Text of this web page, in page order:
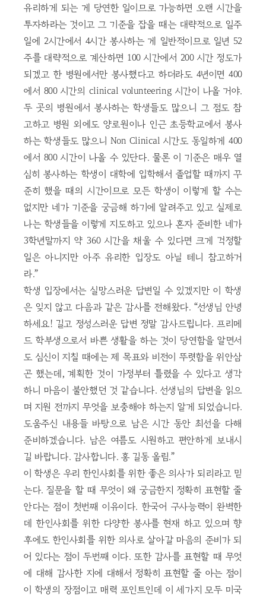
유리하게 되는 게 당연한 일이므로 가능하면 오랜 시간을
투자하라는 것이고 그 기준을 잡을 때는 대략적으로 일주
일에 2시간에서 4시간 봉사하는 게 일반적이므로 일년 52
주를 대략적으로 계산하면 100 시간에서 200 시간 정도가
되겠고 한 병원에서만 봉사했다고 하더라도 4년이면 400
에서 800 시간의 clinical volunteering 시간이 나올 거야.
두 곳의 병원에서 봉사하는 학생들도 많으니 그 점도 참
고하고 병원 외에도 양로원이나 인근 초등학교에서 봉사
하는 학생들도 많으니 Non Clinical 시간도 동일하게 400
에서 800 시간이 나올 수 있단다. 물론 이 기준은 매우 열
심히 봉사하는 학생이 대학에 입학해서 졸업할 때까지 꾸
준히 했을 때의 시간이므로 모든 학생이 이렇게 할 수는
없지만 네가 기준을 궁금해 하기에 알려주고 있고 실제로
나는 학생들을 이렇게 지도하고 있으나 혼자 준비한 네가
3학년말까지 약 360 시간을 채울 수 있다면 크게 걱정할
일은 아니지만 아주 유리한 입장도 아닐 테니 참고하거
라.”
학생 입장에서는 실망스러운 답변일 수 있겠지만 이 학생
은 잊지 않고 다음과 같은 감사를 전해왔다. “선생님 안녕
하세요! 길고 정성스러운 답변 정말 감사드립니다. 프리메
드 학부생으로서 바쁜 생활을 하는 것이 당연함을 알면서
도 심신이 지칠 때에는 제 목표와 비전이 뚜렷함을 위안삼
곤 했는데, 계획한 것이 가정부터 틀렸을 수 있다고 생각
하니 마음이 불안했던 것 같습니다. 선생님의 답변을 읽으
며 지원 전까지 무엇을 보충해야 하는지 알게 되었습니다.
도움주신 내용들 바탕으로 남은 시간 동안 최선을 다해
준비하겠습니다. 남은 여름도 시원하고 편안하게 보내시
길 바랍니다. 감사합니다. 홍 길동 올림.”
이 학생은 우리 한인사회를 위한 좋은 의사가 되리라고 믿
는다. 질문을 할 때 무엇이 왜 궁금한지 정확히 표현할 줄
안다는 점이 첫번째 이유이다. 한국어 구사능력이 완벽한
데 한인사회를 위한 다양한 봉사를 현재 하고 있으며 향
후에도 한인사회를 위한 의사로 살아갈 마음의 준비가 되
어 있다는 점이 두번째 이다. 또한 감사를 표현할 때 무엇
에 대해 감사한 지에 대해서 정확히 표현할 줄 아는 점이
이 학생의 장점이고 매력 포인트인데 이 세가지 모두 미국